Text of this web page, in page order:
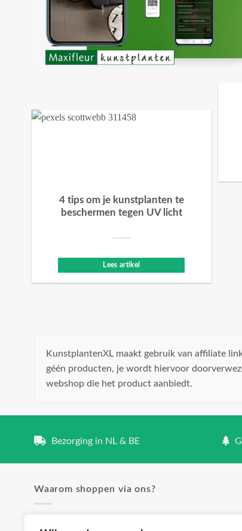
4 tips om je kunstplanten te
beschermen tegen UV licht
Lees artikel
KunstplantenXL maakt gebruik van affiliate
géén producten, je wordt hiervoor
webshop die het product aanbiedt.
Bezorging in NL & BE
Waarom shoppen via ons?